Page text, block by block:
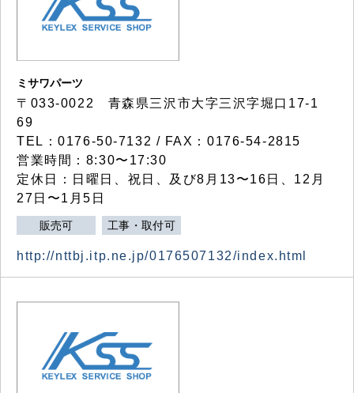
ミサワパーツ
〒033-0022 青森県三沢市大字三沢字堀口17-1
69
TEL：0176-50-7132 / FAX：0176-54-2815
営業時間：8:30〜17:30
定休日：日曜日、祝日、及び8月13〜16日、12月
27日〜1月5日
販売可 工事・取付可
http://nttbj.itp.ne.jp/0176507132/index.html